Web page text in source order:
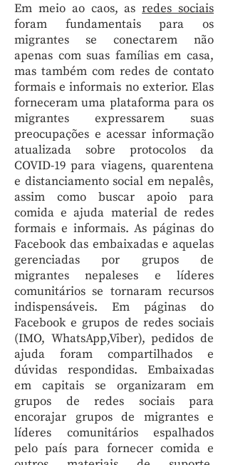
Em meio ao caos, asredes sociais
foram fundamentais para os
migrantes se conectarem não
apenas com suas famílias em casa,
mas também com redes de contato
formais e informais no exterior. Elas
forneceram uma plataforma para os
migrantes expressarem suas
preocupações e acessar informação
atualizada sobre protocolos da
COVID-19 para viagens, quarentena
e distanciamento social em nepalês,
assim como buscar apoio para
comida e ajuda material de redes
formais e informais. As páginas do
Facebook das embaixadas e aquelas
gerenciadas por grupos de
migrantes nepaleses e líderes
comunitários se tornaram recursos
indispensáveis. Em páginas do
Facebook e grupos de redes sociais
(IMO, WhatsApp,Viber), pedidos de
ajuda foram compartilhados e
dúvidas respondidas. Embaixadas
em capitais se organizaram em
grupos de redes sociais para
encorajar grupos de migrantes e
líderes comunitários espalhados
pelo país para fornecer comida e